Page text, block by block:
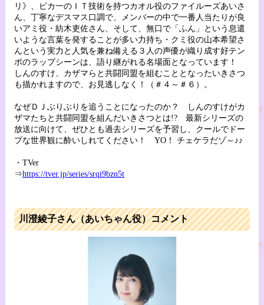
リ》、ピカ一のＩＴ技術を持つカオル役のファイルーズあいさ
ん、丁寧なデスマス口調で、メンバーの中で一番人当たりが良
いアミ役・紡木吏佐さん、そして、無口で「ふん」という息遣
いような言葉を発することが多い力持ち・クミ役の山本希望さ
んという実力と人気を兼ね備える３人の声優が織り成す好テン
ポのラップシーンは、語り継がれる名場面となっています！
しんのすけ、カザマらと共闘同盟を組むこととなったいきさつ
も描かれますので、お見逃しなく！（＃４～＃６）。
なぜＤＪぶりぶりを追うことになったのか？ しんのすけがカ
ザマたちと共闘同盟を組んだいきさつとは!? 最新シリーズの
放送に向けて、ぜひとも過去シリーズを予習し、クールでドー
プな世界観に酔いしれてください！ YO！ チェケラだゾ～♪♪
・TVer
⇒https://tver.jp/series/srqi9bzn5t
川澄綾子さん（あいちゃん役）コメント